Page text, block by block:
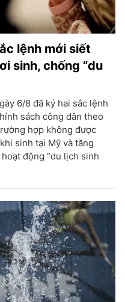
lệnh mới siết
sinh, chống “du
6/8 đã ký hai sắc lệnh
sách công dân theo
hợp không được
sinh tại Mỹ và tăng
động “du lịch sinh